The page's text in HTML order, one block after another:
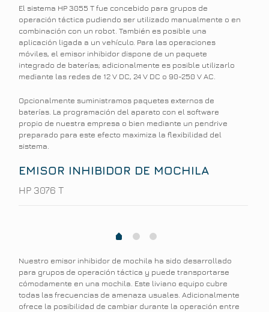
El sistema HP 3055 T fue concebido para grupos de
operación táctica pudiendo ser utilizado manualmente o en
combinación con un robot. También es posible una
aplicación ligada a un vehículo. Para las operaciones
móviles, el emisor inhibidor dispone de un paquete
integrado de baterías; adicionalmente es posible utilizarlo
mediante las redes de 12 V DC, 24 V DC o 90-250 V AC.
Opcionalmente suministramos paquetes externos de
baterías. La programación del aparato con el software
propio de nuestra empresa o bien mediante un pendrive
preparado para este efecto maximiza la flexibilidad del
sistema.
EMISOR INHIBIDOR DE MOCHILA
HP 3076 T
0 1 2
Nuestro emisor inhibidor de mochila ha sido desarrollado
para grupos de operación táctica y puede transportarse
cómodamente en una mochila. Este liviano equipo cubre
todas las frecuencias de amenaza usuales. Adicionalmente
ofrece la posibilidad de cambiar durante la operación entre